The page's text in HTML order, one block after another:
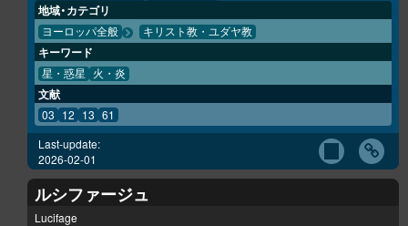
地域・カテゴリ
ヨーロッパ全般 キリスト教・ユダヤ教
キーワード
星・惑星 火・炎
文献
03 12 13 61
Last-update:
2026-02-01
ルシファージュ
Lucifage